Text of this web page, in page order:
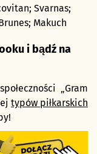
Svarnas;
Makuch
i bądź na
„Gram
typów piłkarskich